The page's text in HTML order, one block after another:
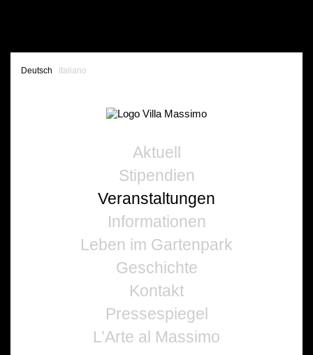
Deutsch Italiano
Aktuell
Stipendien
Veranstaltungen
Informationen
Leben im Gartenpark
Geschichte
Kontakt
Pressespiegel
L’Arte al Massimo